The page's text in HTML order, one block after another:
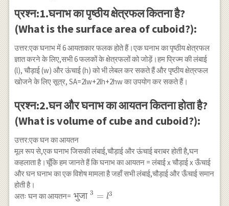
प्रश्न:1.घनाभ का पृष्ठीय क्षेत्रफल कितना है?
(What is the surface area of cuboid?):
उत्तर:एक घनाभ में 6 आयताकार फलक होते हैं।एक घनाभ का पृष्ठीय क्षेत्रफल
ज्ञात करने के लिए,सभी 6 फलकों के क्षेत्रफलों को जोड़ें।हम प्रिज्म की लंबाई
(l), चौड़ाई (w) और ऊंचाई (h) को भी लेबल कर सकते हैं और पृष्ठीय क्षेत्रफल
खोजने के लिए सूत्र, SA=2lw+2lh+2hw का उपयोग कर सकते हैं।
प्रश्न:2.घन और घनाभ का आयतन कितना होता है?
(What is volume of cube and cuboid?):
उत्तर:एक घन का आयतन
मूल रूप से,एक घनाभ जिसकी लंबाई,चौड़ाई और ऊंचाई बराबर होती है,घन
कहलाता है।चूँकि हम जानते हैं कि घनाभ का आयतन = लंबाई x चौड़ाई x ऊँचाई
और घन घनाभ का एक विशेष मामला है जहाँ सभी लंबाई,चौड़ाई और ऊँचाई समान
होती है।
अतः घन का आयतन= \text{
भुजा 3 = l3